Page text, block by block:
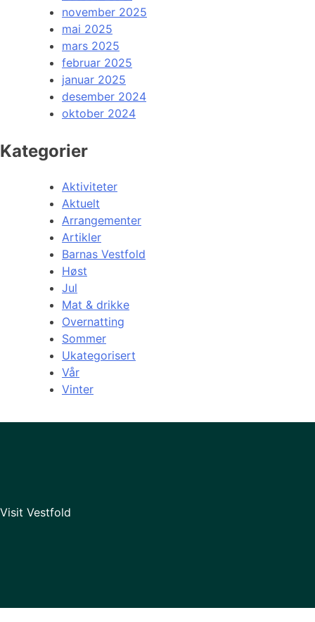
november 2025
mai 2025
mars 2025
februar 2025
januar 2025
desember 2024
oktober 2024
Kategorier
Aktiviteter
Aktuelt
Arrangementer
Artikler
Barnas Vestfold
Høst
Jul
Mat & drikke
Overnatting
Sommer
Ukategorisert
Vår
Vinter
Visit Vestfold